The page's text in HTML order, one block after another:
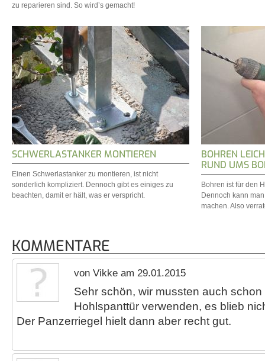
zu reparieren sind. So wird’s gemacht!
SCHWERLASTANKER MONTIEREN
Einen Schwerlastanker zu montieren, ist nicht
sonderlich kompliziert. Dennoch gibt es einiges zu
beachten, damit er hält, was er verspricht.
BOHREN
RUND UMS
Bohren ist für den
Dennoch kann
machen. Also
KOMMENTARE
von Vikke am 29.01.2015
Sehr schön, wir mussten auch
Hohlspanttür verwenden, es blieb
Der Panzerriegel hielt dann aber recht gut.